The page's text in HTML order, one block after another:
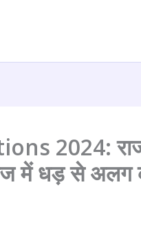
2024:
में धड़ से अलग